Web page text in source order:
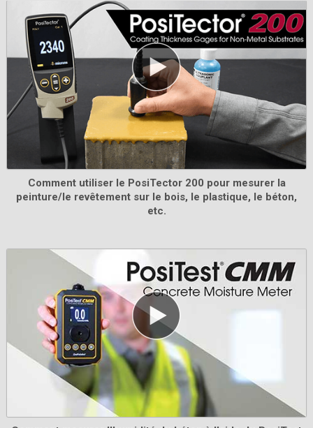
Jeu de cales certifié Testex
Utilisé pour vérifier la précision et le fonctionnement
de tous les micromètres Testex . Idéal pour répondre
aux exigences de l'ISO et du contrôle de qualité
interne. Inclut un certificat d'étalonnage traçable au
En savoir plus
Comment utiliser le PosiTector 200 pour mesurer la
peinture/le revêtement sur le bois, le plastique, le béton,
etc.